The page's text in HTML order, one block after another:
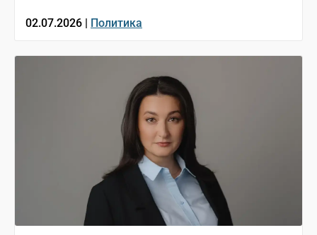
02.07.2026 | Политика